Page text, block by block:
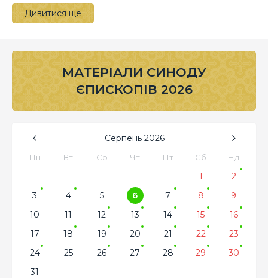
Дивитися ще
МАТЕРІАЛИ СИНОДУ
ЄПИСКОПІВ 2026
Серпень 2026
Пн Вт Ср Чт Пт Сб Нд
1
2
3
4 5 6 7 8
9
10
11 12 13 14 15
16
17
18 19 20 21 22
23
24
25 26 27 28 29
30
31